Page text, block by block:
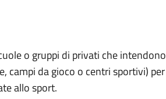
o gruppi di privati che intendono
campi da gioco o centri sportivi) per
allo sport.